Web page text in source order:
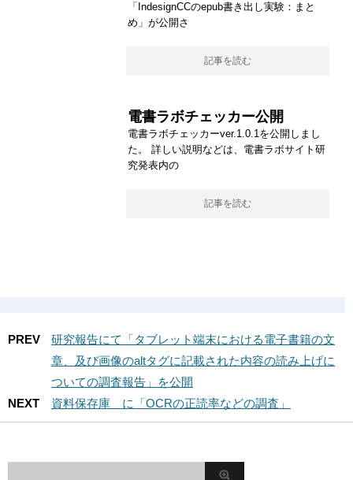
「IndesignCCのepub書き出し実験：まと
め」が公開さ
記事を読む
電書ラボチェッカー公開
電書ラボチェッカーver.1.0.1を公開しまし
た。 詳しい説明などは、電書ラボサイト研
究発表内の
記事を読む
PREV
研究報告にて「タブレット端末における電子書籍の文
章、及び画像のaltタグに記載された内容の読み上げに
ついての調査報告」を公開
NEXT
資料保存庫 に「OCRの正読率などの調査」